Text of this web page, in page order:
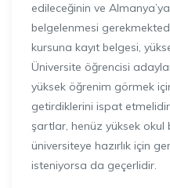
edileceğinin ve
belgelenmesi
kursuna kayıt belgesi,
Üniversite öğrencisi
yüksek öğrenim görmek
getirdiklerini ispat
şartlar, henüz yüksek okul
üniversiteye hazırlık için
isteniyorsa da geçerlidir.